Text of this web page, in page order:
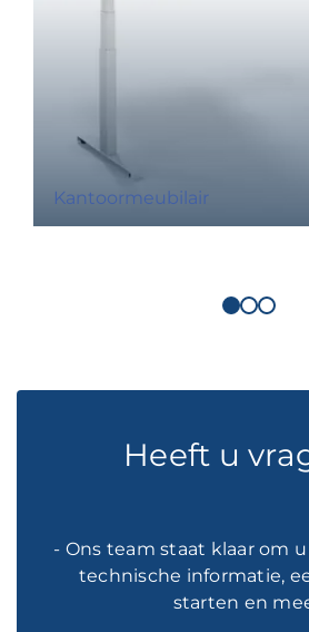
Kantoormeubilair
Heeft u
- Ons team staat klaar om
technische informatie,
starten en